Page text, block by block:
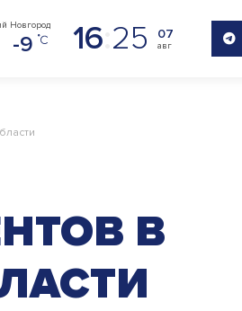
Новгород
-9 16 25 07
авг
В